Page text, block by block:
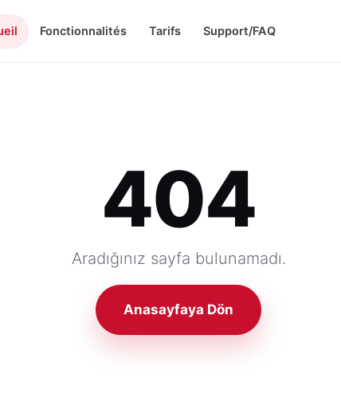
Fonctionnalités Tarifs Support/FAQ
404
Aradığınız sayfa bulunamadı.
Anasayfaya Dön